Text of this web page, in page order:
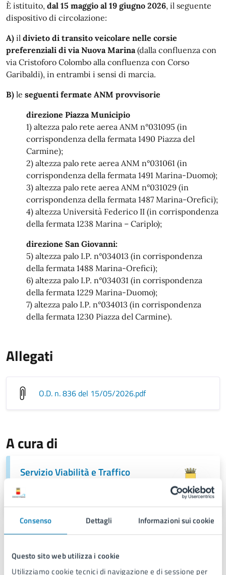
Consenso Dettagli Informazioni sui cookie
Questo sito web utilizza i cookie
Utilizziamo cookie tecnici di navigazione e di sessione per
È istituito, dal 15 maggio al 19 giugno 2026, il seguente
dispositivo di circolazione:
A) il divieto di transito veicolare nelle corsie
preferenziali di via Nuova Marina(dalla confluenza con
via Cristoforo Colombo alla confluenza con Corso
Garibaldi), in entrambi i sensi di marcia.
B) le seguenti fermate ANM provvisorie
direzione Piazza Municipio
1) altezza palo rete aerea ANM n°031095 (in
corrispondenza della fermata 1490 Piazza del
Carmine);
2) altezza palo rete aerea ANM n°031061 (in
corrispondenza della fermata 1491 Marina-Duomo);
3) altezza palo rete aerea ANM n°031029 (in
corrispondenza della fermata 1487 Marina-Orefici);
4) altezza Università Federico II (in corrispondenza
della fermata 1238 Marina – Cariplo);
direzione San Giovanni:
5) altezza palo I.P. n°034013 (in corrispondenza
della fermata 1488 Marina-Orefici);
6) altezza palo I.P. n°034031 (in corrispondenza
della fermata 1229 Marina-Duomo);
7) altezza palo I.P. n°034013 (in corrispondenza
della fermata 1230 Piazza del Carmine).
Allegati
O.D. n. 836 del 15/05/2026.pdf
A cura di
Servizio Viabilità e Traffico
Piazza Cavour 42, 80137